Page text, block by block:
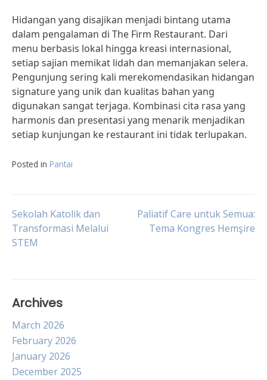
Hidangan yang disajikan menjadi bintang utama
dalam pengalaman di The Firm Restaurant. Dari
menu berbasis lokal hingga kreasi internasional,
setiap sajian memikat lidah dan memanjakan selera.
Pengunjung sering kali merekomendasikan hidangan
signature yang unik dan kualitas bahan yang
digunakan sangat terjaga. Kombinasi cita rasa yang
harmonis dan presentasi yang menarik menjadikan
setiap kunjungan ke restaurant ini tidak terlupakan.
Posted in Pantai
Post
navigation
Sekolah Katolik dan
Transformasi Melalui
STEM
Paliatif Care untuk Semua:
Tema Kongres Hemşire
Archives
March 2026
February 2026
January 2026
December 2025